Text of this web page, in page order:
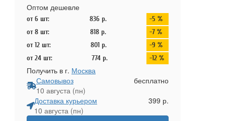
Оптом дешевле
от 6 шт: 836 р.
-5 %
от 8 шт:
818 р.
-7 %
от 12 шт:
801 р.
-9 %
от 24 шт:
774 р. -12 %
Получить в г. Москва
Самовывоз
10 августа (пн)
бесплатно
Доставка курьером
10 августа (пн)
399 р.